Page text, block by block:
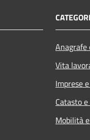
Vita
Imprese
Catasto
Mobilità